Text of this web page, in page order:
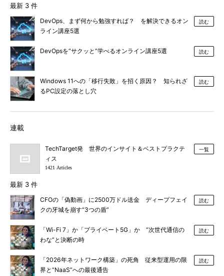
最新 3 件
DevOps、まず何から勉強すれば？ を解決できるオン
ライン講座5選
読む
DevOpsを“サクッと”学べるオンライン講座5選 読む
Windows 11への「移行失敗」を招く原因？ 知られざ
るPC設定の落とし穴
読む
連載
TechTarget発 世界のインサイト＆ベストプラクテ
ィス
1421 Articles
一覧
最新 3 件
CFOの「偽動画」に2500万ドル送金 ディープフェイ
クの牙城を崩す“3つの盾”
読む
「Wi-Fi 7」か「プライベート5G」か “次世代通信の
わな”と決断の時
読む
「2026年ネットワーク構築」の死角 従来型運用の限
界と“NaaS”への最後通告
読む